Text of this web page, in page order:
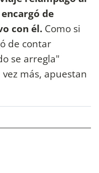
de
con él. Como si
de contar
se arregla"
más, apuestan